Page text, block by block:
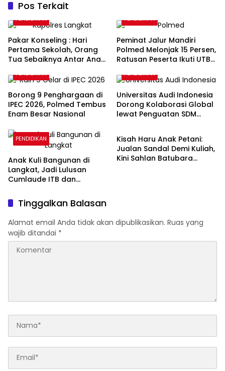
Pos Terkait
PENDIDIKAN
Pakar Konseling : Hari
Pertama Sekolah, Orang
Tua Sebaiknya Antar Anak
PENDIDIKAN
Peminat Jalur Mandiri
Polmed Melonjak 15 Persen,
Ratusan Peserta Ikuti UTBK
PENDIDIKAN
Borong 9 Penghargaan di
IPEC 2026, Polmed Tembus
Enam Besar Nasional
PENDIDIKAN
Universitas Audi Indonesia
Dorong Kolaborasi Global
lewat Penguatan SDM
PENDIDIKAN
Anak Kuli Bangunan di
Langkat, Jadi Lulusan
Cumlaude ITB dan
Perusahaan Multinasional
PENDIDIKAN
Kisah Haru Anak Petani:
Jualan Sandal Demi Kuliah,
Kini Sahlan Batubara
Tinggalkan Balasan
Alamat email Anda tidak akan dipublikasikan. Ruas yang
wajib ditandai *